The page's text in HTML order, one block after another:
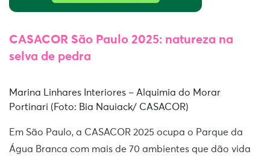
CASACOR São Paulo 2025: natureza na
selva de pedra
Marina Linhares Interiores – Alquimia do Morar
Portinari (Foto: Bia Nauiack/ CASACOR)
Em São Paulo, a CASACOR 2025 ocupa o Parque da
Água Branca com mais de 70 ambientes que dão vida